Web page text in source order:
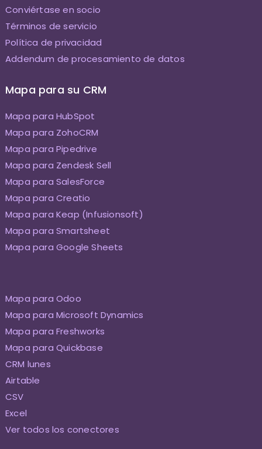
Conviértase en socio
Términos de servicio
Política de privacidad
Addendum de procesamiento de datos
Mapa para su CRM
Mapa para HubSpot
Mapa para ZohoCRM
Mapa para Pipedrive
Mapa para Zendesk Sell
Mapa para SalesForce
Mapa para Creatio
Mapa para Keap (Infusionsoft)
Mapa para Smartsheet
Mapa para Google Sheets
Mapa para Odoo
Mapa para Microsoft Dynamics
Mapa para Freshworks
Mapa para Quickbase
CRM lunes
Airtable
CSV
Excel
Ver todos los conectores